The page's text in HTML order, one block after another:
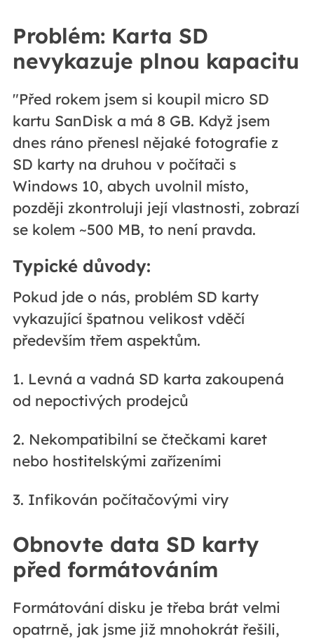
Problém: Karta SD
nevykazuje plnou kapacitu
"Před rokem jsem si koupil micro SD
kartu SanDisk a má 8 GB. Když jsem
dnes ráno přenesl nějaké fotografie z
SD karty na druhou v počítači s
Windows 10, abych uvolnil místo,
později zkontroluji její vlastnosti, zobrazí
se kolem ~500 MB, to není pravda.
Typické důvody:
Pokud jde o nás, problém SD karty
vykazující špatnou velikost vděčí
především třem aspektům.
1. Levná a vadná SD karta zakoupená
od nepoctivých prodejců
2. Nekompatibilní se čtečkami karet
nebo hostitelskými zařízeními
3. Infikován počítačovými viry
Obnovte data SD karty
před formátováním
Formátování disku je třeba brát velmi
opatrně, jak jsme již mnohokrát řešili,